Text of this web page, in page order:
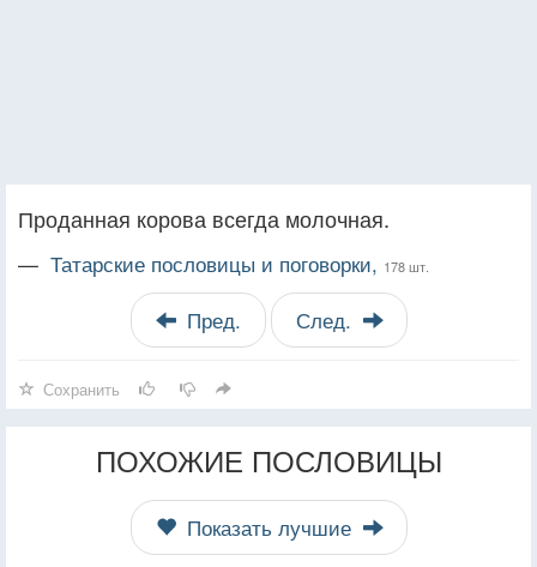
Проданная корова всегда молочная.
— Татарские пословицы и поговорки, 178 шт.
Пред. След.
Сохранить
ПОХОЖИЕ ПОСЛОВИЦЫ
Показать лучшие